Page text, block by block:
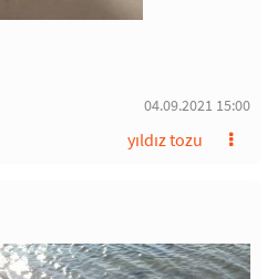
04.09.2021 15:00
yıldız tozu